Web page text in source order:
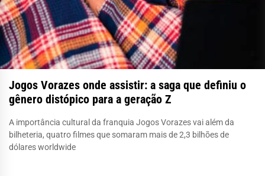
Jogos Vorazes onde assistir: a saga que definiu o
gênero distópico para a geração Z
A importância cultural da franquia Jogos Vorazes vai além da
bilheteria, quatro filmes que somaram mais de 2,3 bilhões de
dólares worldwide